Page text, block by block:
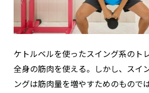
ケトルベルを使ったスイング系のト
全身の筋肉を使える。しかし、スイ
ングは筋肉量を増やすためのもので